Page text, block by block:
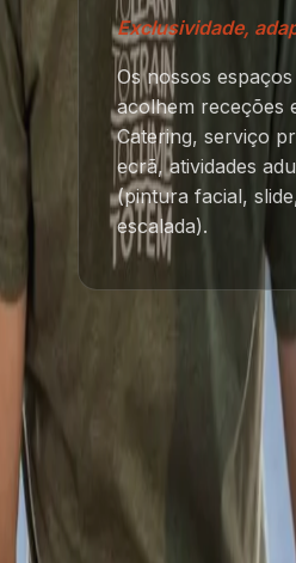
Exclusividade,
Os nossos
acolhem receções
Catering, serviço
ecrã, atividades
(pintura facial,
escalada).